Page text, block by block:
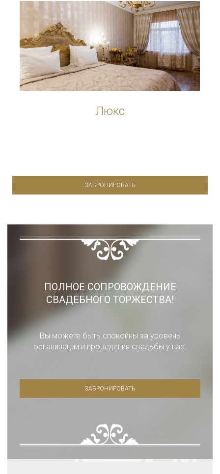
Люкс
ЗАБРОНИРОВАТЬ
ПОЛНОЕ СОПРОВОЖДЕНИЕ
СВАДЕБНОГО ТОРЖЕСТВА!
Вы можете быть спокойны за уровень
организации и проведения свадьбы у нас.
ЗАБРОНИРОВАТЬ